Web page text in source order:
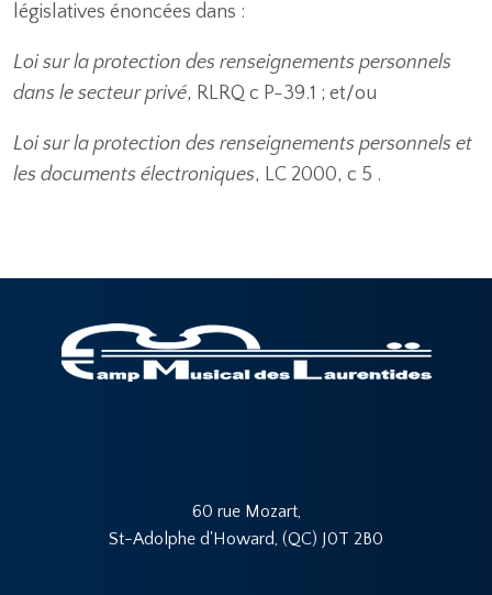
législatives énoncées dans :
Loi sur la protection des renseignements personnels
dans le secteur privé, RLRQ c P-39.1 ; et/ou
Loi sur la protection des renseignements personnels et
les documents électroniques, LC 2000, c 5 .
60 rue Mozart,
St-Adolphe d'Howard, (QC) J0T 2B0